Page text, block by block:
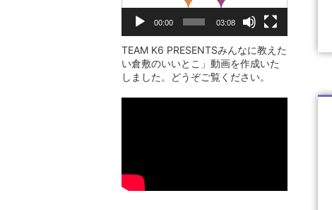
レ
ヤ
ー
00:00 03:08
TEAM K6 PRESENTSみんなに教えた
い倉敷のいいとこ」動画を作成いた
しました。どうぞご覧ください。